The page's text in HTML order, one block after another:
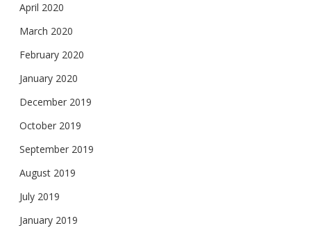
April 2020
March 2020
February 2020
January 2020
December 2019
October 2019
September 2019
August 2019
July 2019
January 2019